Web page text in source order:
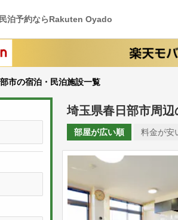
泊予約ならRakuten Oyado
市の宿泊・民泊施設一覧
埼玉県春日部市周辺
部屋が広い順 料金が安